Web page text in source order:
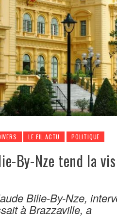
LE FIL ACTU POLITIQUE
By-Nze tend la
Bilie-By-Nze,
à Brazzaville, a